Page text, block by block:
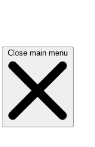
Close main menu